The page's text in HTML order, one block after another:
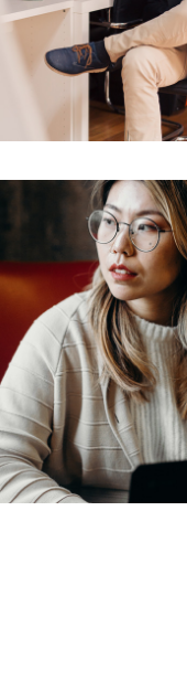
portfolio
Arsonia